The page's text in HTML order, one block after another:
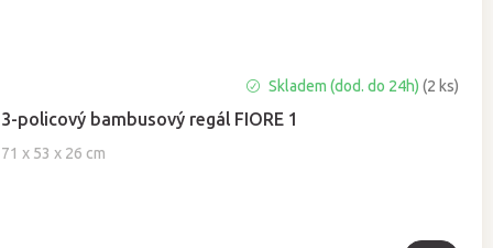
3-policový bambusový regál FIORE 1
71 x 53 x 26 cm
hodnocení
produktu
je
Skladem (dod. do 24h)(2 ks)